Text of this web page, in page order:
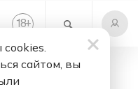
18+
сайтом, вы